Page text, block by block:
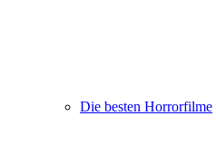
Die besten Horrorfilme